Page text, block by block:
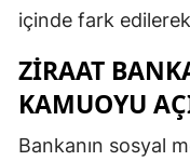
içinde fark
ZIRAAT
KAMUOYU
Bankanın sosyal